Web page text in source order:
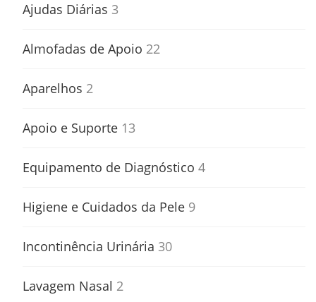
Ajudas Diárias 3
Almofadas de Apoio 22
Aparelhos 2
Apoio e Suporte 13
Equipamento de Diagnóstico 4
Higiene e Cuidados da Pele 9
Incontinência Urinária 30
Lavagem Nasal 2